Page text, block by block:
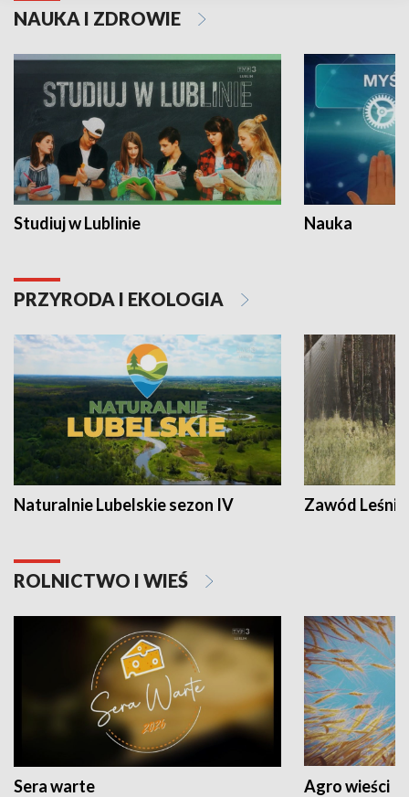
NAUKA I ZDROWIE
Studiuj w Lublinie Nauka
PRZYRODA I EKOLOGIA
Naturalnie Lubelskie sezon IV Zawód Leśnik
ROLNICTWO I WIEŚ
Sera warte Agro wieści